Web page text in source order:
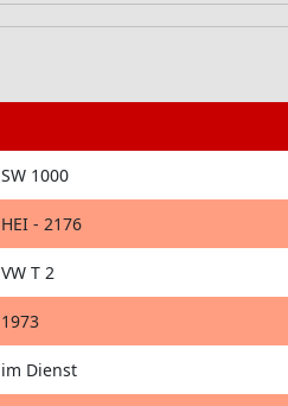
SW 1000
HEI - 2176
VW T 2
1973
im Dienst